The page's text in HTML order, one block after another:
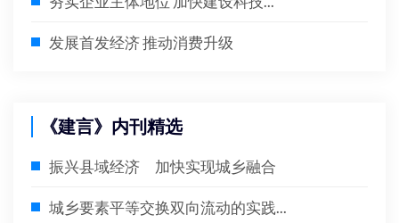
发展首发经济 推动消费升级
《建言》内刊精选
振兴县域经济 加快实现城乡融合
城乡要素平等交换双向流动的实践...